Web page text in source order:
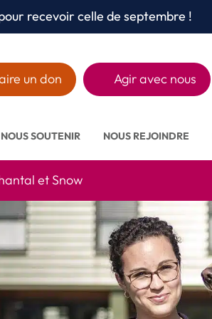
recevoir celle de septembre !
un don Agir avec nous
NOUS SOUTENIR NOUS REJOINDRE
et Snow